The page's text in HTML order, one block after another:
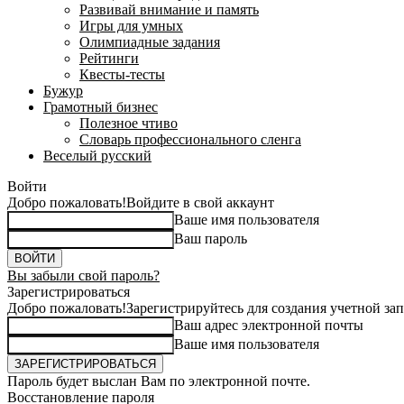
Развивай внимание и память
Игры для умных
Олимпиадные задания
Рейтинги
Квесты-тесты
Бужур
Грамотный бизнес
Полезное чтиво
Словарь профессионального сленга
Веселый русский
Войти
Добро пожаловать!Войдите в свой аккаунт
Ваше имя пользователя
Ваш пароль
Вы забыли свой пароль?
Зарегистрироваться
Добро пожаловать!Зарегистрируйтесь для создания учетной
Ваш адрес электронной почты
Ваше имя пользователя
Пароль будет выслан Вам по электронной почте.
Восстановление пароля